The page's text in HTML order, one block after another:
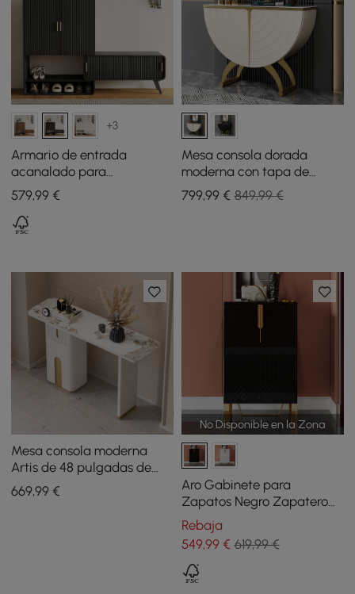
+3
Armario de entrada
acanalado para
almacenamiento de
zapatos, chapado en
madera de fresno
579,99 €
Mesa consola dorada
moderna con tapa de
piedra sinterizada, armario
de almacenamiento con
799,99€ 849,99 €
Mesa consola moderna
Artis de 48 pulgadas de
piedra sinterizada con
almacenamiento para
669,99 €
No Disponible en la Zona
Aro Gabinete para
Zapatos Negro Zapatero
de Entrada Rectangular
con 12 Estantes
Rebaja
549,99€ 619,99 €